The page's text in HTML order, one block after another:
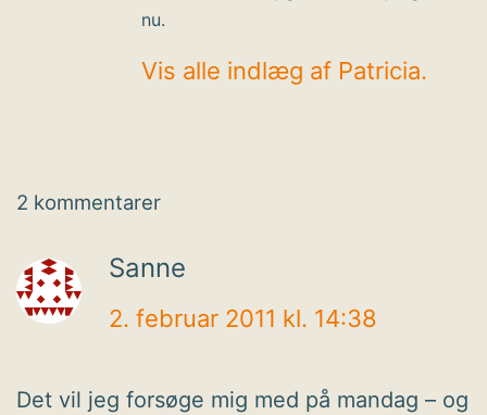
nu.
Vis alle indlæg af Patricia.
2 kommentarer
Sanne
2. februar 2011 kl. 14:38
Det vil jeg forsøge mig med på mandag – og